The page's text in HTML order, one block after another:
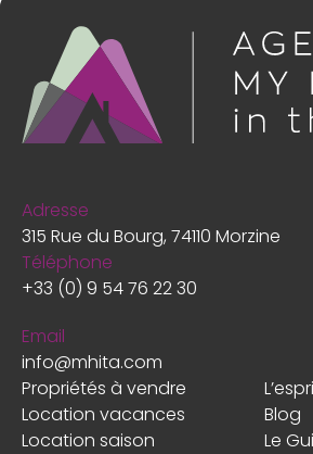
Propriétés à vendre
Location vacances
Blog
Location saison
Le
Adresse
315 Rue du Bourg, 74110 Morzine
Téléphone
+33 (0) 9 54 76 22 30
Email
info@mhita.com